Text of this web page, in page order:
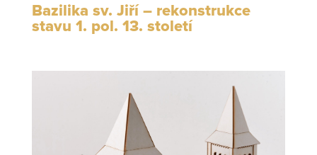
Bazilika sv. Jiří – rekonstrukce
stavu 1. pol. 13. století